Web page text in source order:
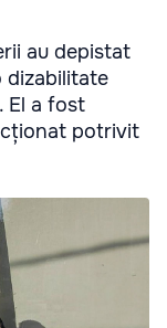
au depistat
dizabilitate
El a fost
potrivit